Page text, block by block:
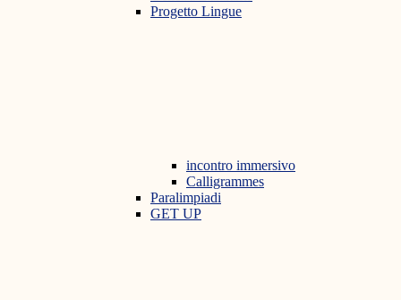
Progetto Lingue
incontro immersivo
Calligrammes
Paralimpiadi
GET UP